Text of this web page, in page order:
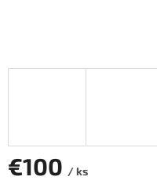
€100 / ks